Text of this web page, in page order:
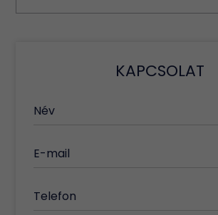
KAPCSOLAT
Név
E-mail
Telefon